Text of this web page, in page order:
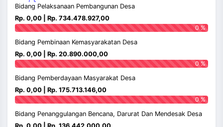
Bidang Pelaksanaan Pembangunan Desa
Rp. 0,00 | Rp. 734.478.927,00
0 %
Bidang Pembinaan Kemasyarakatan Desa
Rp. 0,00 | Rp. 20.890.000,00
0 %
Bidang Pemberdayaan Masyarakat Desa
Rp. 0,00 | Rp. 175.713.146,00
0 %
Bidang Penanggulangan Bencana, Darurat Dan Mendesak Desa